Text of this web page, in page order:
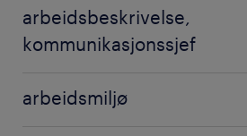
arbeidsbeskrivelse,
kommunikasjonssjef
arbeidsmiljø